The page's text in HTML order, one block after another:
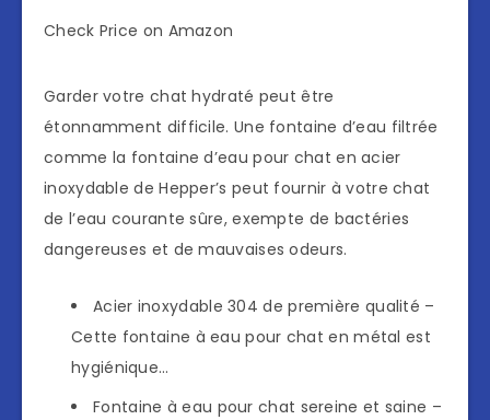
Check Price on Amazon
Garder votre chat hydraté peut être
étonnamment difficile. Une fontaine d’eau filtrée
comme la fontaine d’eau pour chat en acier
inoxydable de Hepper’s peut fournir à votre chat
de l’eau courante sûre, exempte de bactéries
dangereuses et de mauvaises odeurs.
Acier inoxydable 304 de première qualité –
Cette fontaine à eau pour chat en métal est
hygiénique…
Fontaine à eau pour chat sereine et saine –